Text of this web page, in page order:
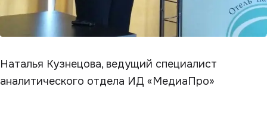
Наталья Кузнецова, ведущий специалист
аналитического отдела ИД «МедиаПро»